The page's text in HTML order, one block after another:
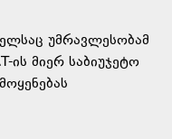
უმრავლესობამ
ის მიერ საბიუჯეტო